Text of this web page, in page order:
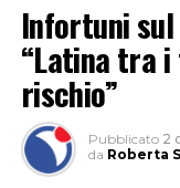
Infortuni
“Latina tra
rischio”
Pubblicato 2
da Roberta